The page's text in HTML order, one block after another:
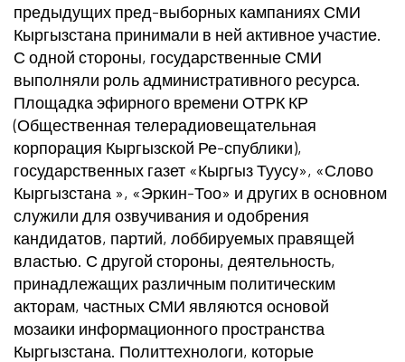
предыдущих пред-выборных кампаниях СМИ
Кыргызстана принимали в ней активное участие.
С одной стороны, государственные СМИ
выполняли роль административного ресурса.
Площадка эфирного времени ОТРК КР
(Общественная телерадиовещательная
корпорация Кыргызской Ре-спублики),
государственных газет «Кыргыз Туусу», «Слово
Кыргызстана », «Эркин-Тоо» и других в основном
служили для озвучивания и одобрения
кандидатов, партий, лоббируемых правящей
властью. С другой стороны, деятельность,
принадлежащих различным политическим
акторам, частных СМИ являются основой
мозаики информационного пространства
Кыргызстана. Политтехнологи, которые